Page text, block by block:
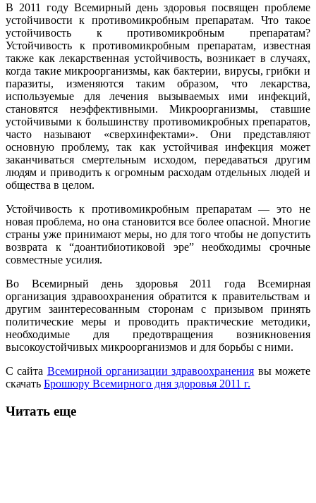
В 2011 году Всемирный день здоровья посвящен проблеме
устойчивости к противомикробным препаратам. Что такое
устойчивость к противомикробным препаратам?
Устойчивость к противомикробным препаратам, известная
также как лекарственная устойчивость, возникает в случаях,
когда такие микроорганизмы, как бактерии, вирусы, грибки и
паразиты, изменяются таким образом, что лекарства,
используемые для лечения вызываемых ими инфекций,
становятся неэффективными. Микроорганизмы, ставшие
устойчивыми к большинству противомикробных препаратов,
часто называют «сверхинфектами». Они представляют
основную проблему, так как устойчивая инфекция может
заканчиваться смертельным исходом, передаваться другим
людям и приводить к огромным расходам отдельных людей и
общества в целом.
Устойчивость к противомикробным препаратам — это не
новая проблема, но она становится все более опасной. Многие
страны уже принимают меры, но для того чтобы не допустить
возврата к “доантибиотиковой эре” необходимы срочные
совместные усилия.
Во Всемирный день здоровья 2011 года Всемирная
организация здравоохранения обратится к правительствам и
другим заинтересованным сторонам с призывом принять
политические меры и проводить практические методики,
необходимые для предотвращения возникновения
высокоустойчивых микроорганизмов и для борьбы с ними.
С сайта Всемирной организации здравоохранения вы можете
скачать Брошюру Всемирного дня здоровья 2011 г.
Читать еще